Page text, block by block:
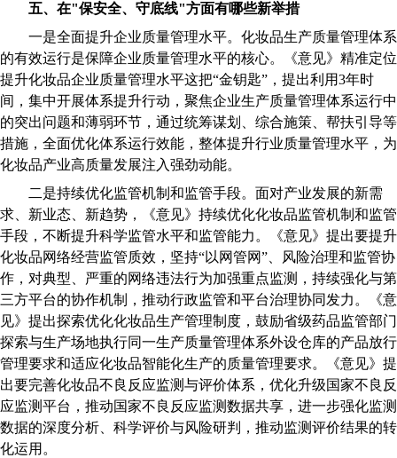
五、在"保安全、守底线"方面有哪些新举措
一是全面提升企业质量管理水平。化妆品生产质量管理体系
的有效运行是保障企业质量管理水平的核心。《意见》精准定位
提升化妆品企业质量管理水平这把“金钥匙”，提出利用3年时
间，集中开展体系提升行动，聚焦企业生产质量管理体系运行中
的突出问题和薄弱环节，通过统筹谋划、综合施策、帮扶引导等
措施，全面优化体系运行效能，整体提升行业质量管理水平，为
化妆品产业高质量发展注入强劲动能。
二是持续优化监管机制和监管手段。面对产业发展的新需
求、新业态、新趋势，《意见》持续优化化妆品监管机制和监管
手段，不断提升科学监管水平和监管能力。《意见》提出要提升
化妆品网络经营监管质效，坚持“以网管网”、风险治理和监管协
作，对典型、严重的网络违法行为加强重点监测，持续强化与第
三方平台的协作机制，推动行政监管和平台治理协同发力。《意
见》提出探索优化化妆品生产管理制度，鼓励省级药品监管部门
探索与生产场地执行同一生产质量管理体系外设仓库的产品放行
管理要求和适应化妆品智能化生产的质量管理要求。《意见》提
出要完善化妆品不良反应监测与评价体系，优化升级国家不良反
应监测平台，推动国家不良反应监测数据共享，进一步强化监测
数据的深度分析、科学评价与风险研判，推动监测评价结果的转
化运用。